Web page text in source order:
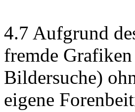
4.7 Aufgrund
fremde
Bildersuche)
eigene